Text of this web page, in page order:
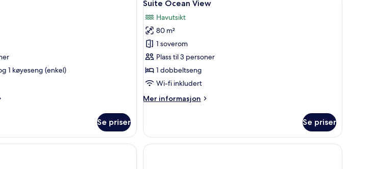
1 køyeseng (enkel)
Se priser
alle
bildene
av
Suite
Ocean
View
Suite Ocean View
Havutsikt
80 m²
1 soverom
Plass til 3 personer
1 dobbeltseng
Wi-fi inkludert
Mer informasjon
Mer
Ocean
View
Se priser